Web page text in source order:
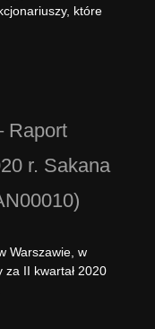
które
Raport
r. Sakana
Warszawie, w
za II kwartał 2020